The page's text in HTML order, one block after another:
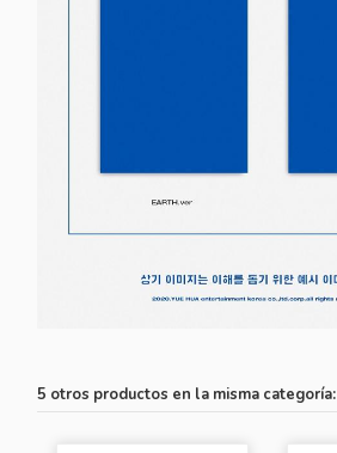
5 otros productos en la misma categoría: